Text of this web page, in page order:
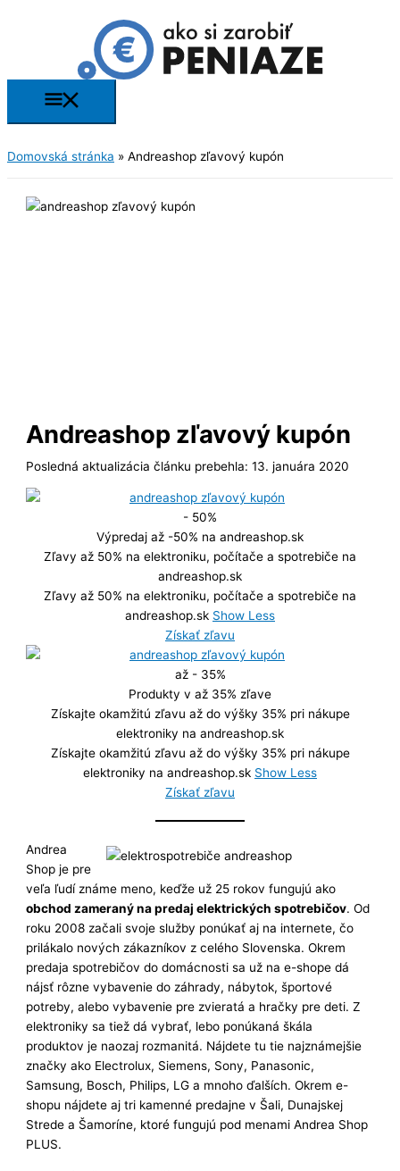
Hlavné
Domovská stránka » Andreashop zľavový kupón
Andreashop zľavový kupón
Posledná aktualizácia článku prebehla: 13. januára 2020
- 50%
Výpredaj až -50% na andreashop.sk
Zľavy až 50% na elektroniku, počítače a spotrebiče na
andreashop.sk
Zľavy až 50% na elektroniku, počítače a spotrebiče na
andreashop.sk Show Less
Získať zľavu
až - 35%
Produkty v až 35% zľave
Získajte okamžitú zľavu až do výšky 35% pri nákupe
elektroniky na andreashop.sk
Získajte okamžitú zľavu až do výšky 35% pri nákupe
elektroniky na andreashop.sk Show Less
Získať zľavu
Andrea
Shop je pre
veľa ľudí známe meno, keďže už 25 rokov fungujú ako
obchod zameraný na predaj elektrických spotrebičov. Od
roku 2008 začali svoje služby ponúkať aj na internete, čo
prilákalo nových zákazníkov z celého Slovenska. Okrem
predaja spotrebičov do domácnosti sa už na e-shope dá
nájsť rôzne vybavenie do záhrady, nábytok, športové
potreby, alebo vybavenie pre zvieratá a hračky pre deti. Z
elektroniky sa tiež dá vybrať, lebo ponúkaná škála
produktov je naozaj rozmanitá. Nájdete tu tie najznámejšie
značky ako Electrolux, Siemens, Sony, Panasonic,
Samsung, Bosch, Philips, LG a mnoho ďalších. Okrem e-
shopu nájdete aj tri kamenné predajne v Šali, Dunajskej
Strede a Šamoríne, ktoré fungujú pod menami Andrea Shop
PLUS.